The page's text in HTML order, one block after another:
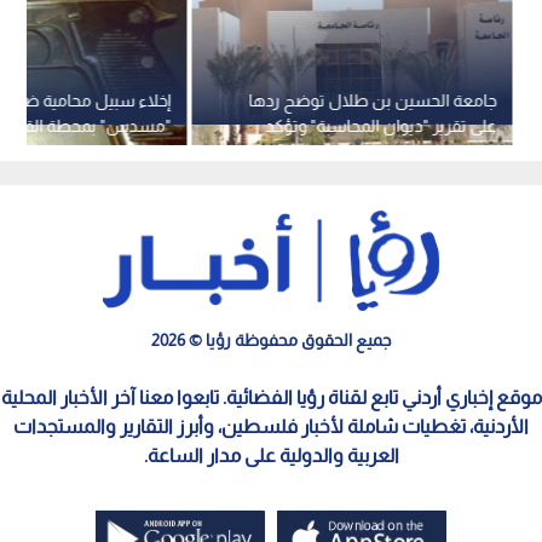
إخلاء سبيل محامية ضبط
"مسدس" بمحطة
جامعة الحسين بن طلال توضح ردها
على تقرير "ديوان المحاسبة" وتؤكد
تصويب معظم الملاحظات
جميع الحقوق محفوظة رؤيا © 2026
موقع إخباري أردني تابع لقناة رؤيا الفضائية. تابعوا معنا آخر الأخبار المحلية
الأردنية، تغطيات شاملة لأخبار فلسطين، وأبرز التقارير والمستجدات
العربية والدولية على مدار الساعة.